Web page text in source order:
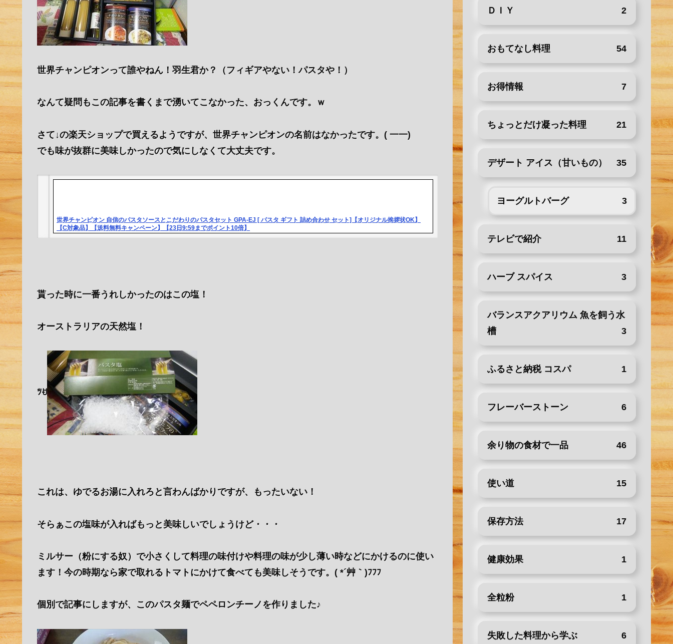
世界チャンピオンって誰やねん！羽生君か？（フィギアやない！パスタや！）
なんて疑問もこの記事を書くまで湧いてこなかった、おっくんです。ｗ
さて↓の楽天ショップで買えるようですが、世界チャンピオンの名前はなかったです。( 一一)
でも味が抜群に美味しかったので気にしなくて大丈夫です。
世界チャンピオン 自信のパスタソースとこだわりのパスタセット GPA-EJ [ パスタ ギフト 詰め合わせ セット]【オリジナル挨拶状OK】
【C対象品】【送料無料キャンペーン】【23日9:59までポイント10倍】
貰った時に一番うれしかったのはこの塩！
オーストラリアの天然塩！
ﾂꀀ
これは、ゆでるお湯に入れろと言わんばかりですが、もったいない！
そらぁこの塩味が入ればもっと美味しいでしょうけど・・・
ミルサー（粉にする奴）で小さくして料理の味付けや料理の味が少し薄い時などにかけるのに使い
ます！今の時期なら家で取れるトマトにかけて食べても美味しそうです。( *´艸｀)ﾌﾌﾌ
個別で記事にしますが、このパスタ麺でペペロンチーノを作りました♪
ＤＩＹ 2
おもてなし料理 54
お得情報 7
ちょっとだけ凝った料理 21
デザート アイス（甘いもの） 35
ヨーグルトバーグ 3
テレビで紹介 11
ハーブ スパイス 3
バランスアクアリウム 魚を飼う水
槽
3
ふるさと納税 コスパ 1
フレーバーストーン 6
余り物の食材で一品 46
使い道 15
保存方法 17
健康効果 1
全粒粉 1
失敗した料理から学ぶ 6